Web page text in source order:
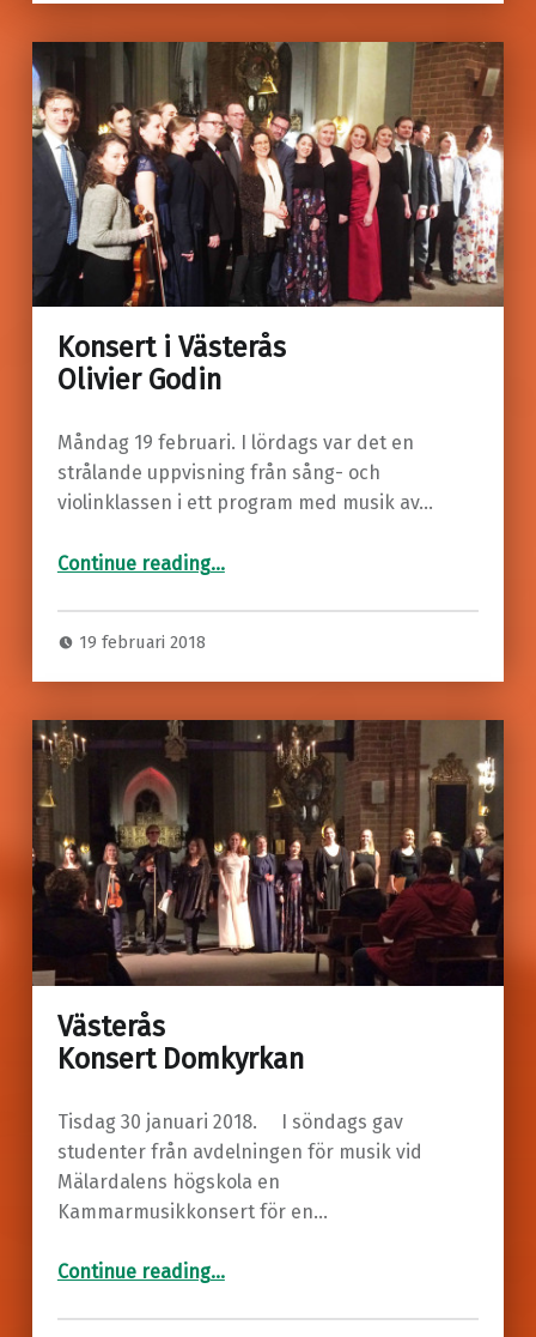
Konsert i Västerås
Olivier Godin
Måndag 19 februari. I lördags var det en
strålande uppvisning från sång- och
violinklassen i ett program med musik av…
Continue readingOlivier Godin”
…
19 februari 2018
Västerås
Konsert Domkyrkan
Tisdag 30 januari 2018. I söndags gav
studenter från avdelningen för musik vid
Mälardalens högskola en
Kammarmusikkonsert för en…
Continue reading…